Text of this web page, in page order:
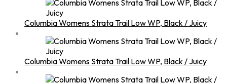
Columbia Womens Strata Trail Low WP, Black / Juicy
Columbia Womens Strata Trail Low WP, Black / Juicy